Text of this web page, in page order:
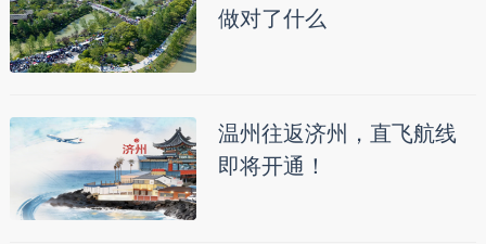
做对了什么
温州往返济州，直飞航线
即将开通！